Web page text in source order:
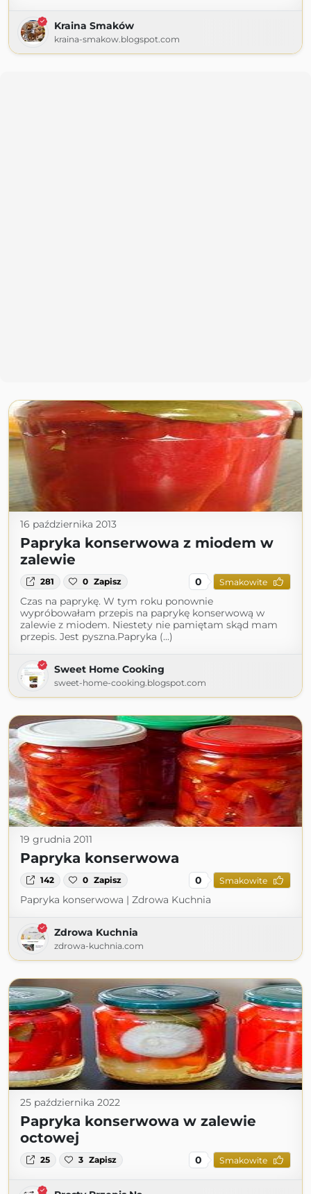
Kraina Smaków
kraina-smakow.blogspot.com
16 października 2013
Papryka konserwowa z miodem w
zalewie
281 0 Zapisz 0 Smakowite
Czas na paprykę. W tym roku ponownie
wypróbowałam przepis na paprykę konserwową w
zalewie z miodem. Niestety nie pamiętam skąd mam
przepis. Jest pyszna.Papryka (...)
Sweet Home Cooking
sweet-home-cooking.blogspot.com
19 grudnia 2011
Papryka konserwowa
142 0 Zapisz 0 Smakowite
Papryka konserwowa | Zdrowa Kuchnia
Zdrowa Kuchnia
zdrowa-kuchnia.com
25 października 2022
Papryka konserwowa w zalewie
octowej
25 3 Zapisz 0 Smakowite